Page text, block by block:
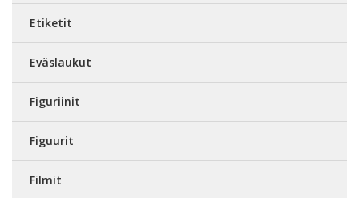
Etiketit
Eväslaukut
Figuriinit
Figuurit
Filmit